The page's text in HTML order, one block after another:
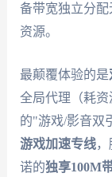
备带宽独立分
资源。
最颠覆体验的是
全局代理（耗
的"游戏/影音双
游戏加速专线，
诺的独享100M